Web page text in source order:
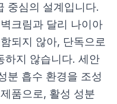
중심의 설계입니다.
크림과 달리 나이아
되지 않아, 단독으로
하지 않습니다. 세안
분 흡수 환경을 조성
품으로, 활성 성분